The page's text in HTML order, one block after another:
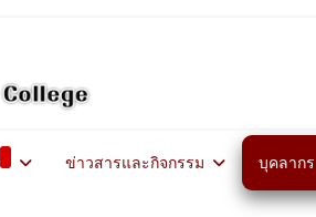
ข่าวสารและกิจกรรม บุคลากร